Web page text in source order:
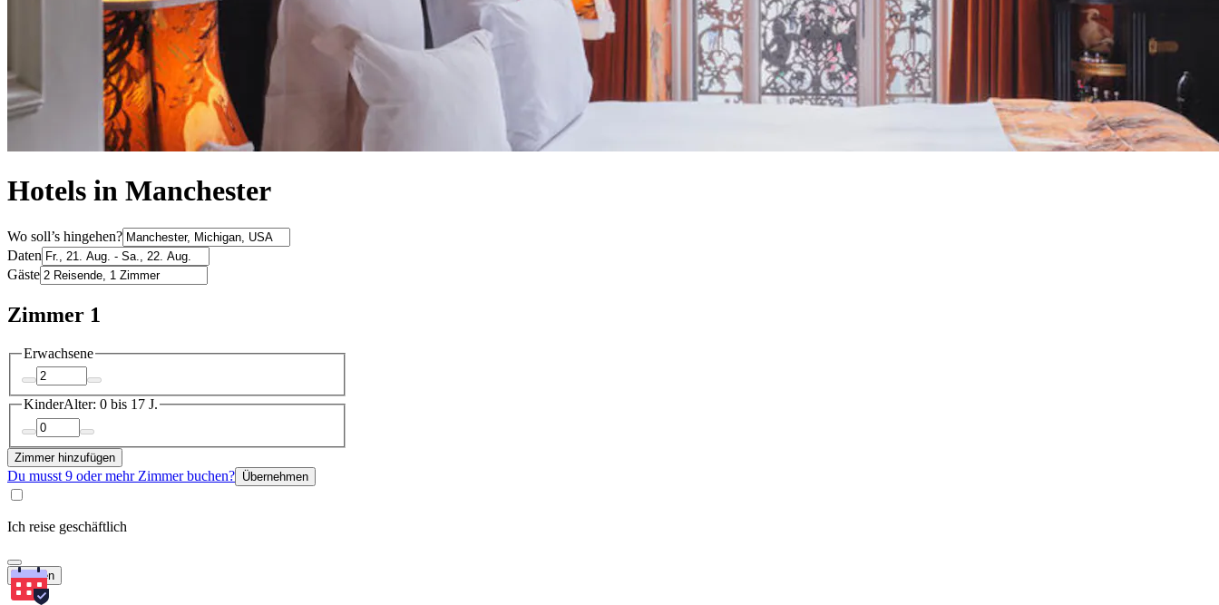
Hotels in Manchester
Wo soll’s hingehen?
Daten
Gäste
Zimmer 1
Erwachsene
KinderAlter: 0 bis 17 J.
Zimmer hinzufügen
Du musst 9 oder mehr Zimmer buchen? Übernehmen
Ich reise geschäftlich
Suchen